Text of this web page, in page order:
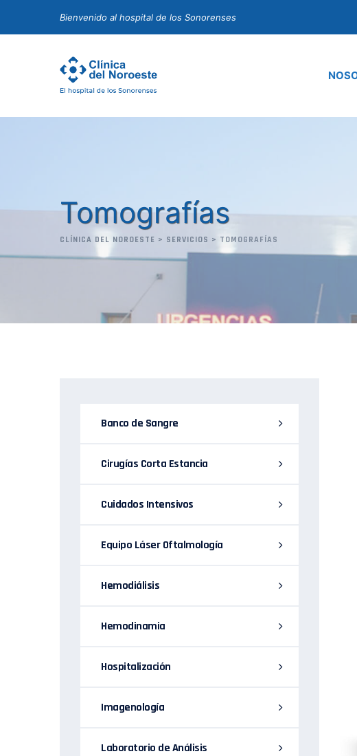
Bienvenido al hospital de los Sonorenses
Tomografías
CLÍNICA DEL NOROESTE > SERVICIOS > TOMOGRAFÍAS
Banco de Sangre
Cirugías Corta Estancia
Cuidados Intensivos
Equipo Láser Oftalmología
Hemodiálisis
Hemodinamia
Hospitalización
Imagenología
Laboratorio de Análisis